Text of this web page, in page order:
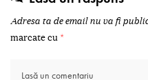
Adresa ta de email nu va fi
marcate cu *